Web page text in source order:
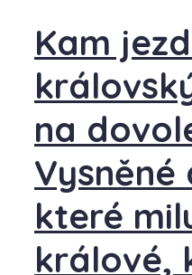
Kam
na
Vysněné
které
králové,